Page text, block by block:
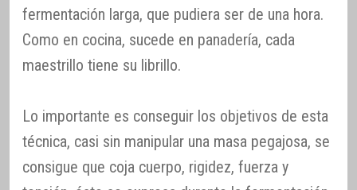
fermentación larga, que pudiera ser de una hora.
Como en cocina, sucede en panadería, cada
maestrillo tiene su librillo.
Lo importante es conseguir los objetivos de esta
técnica, casi sin manipular una masa pegajosa, se
consigue que coja cuerpo, rigidez, fuerza y